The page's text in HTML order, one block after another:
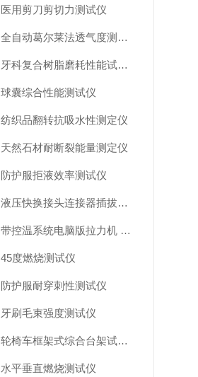
医用剪刀剪切力测试仪
全自动葛尔莱法透气度测试仪
牙科复合树脂磨耗性能试验仪
球囊综合性能测试仪
纺织品翻转抗吸水性测定仪
天然石材耐断裂能量测定仪
防护服拒液效率测试仪
液压快换接头连接器插拔泄漏测试仪
带控温系统电脑版拉力机 统电脑版拉力机
45度燃烧测试仪
防护服耐穿刺性测试仪
牙刷毛束强度测试仪
轮椅车框架式综合台架试验机
水平垂直燃烧测试仪